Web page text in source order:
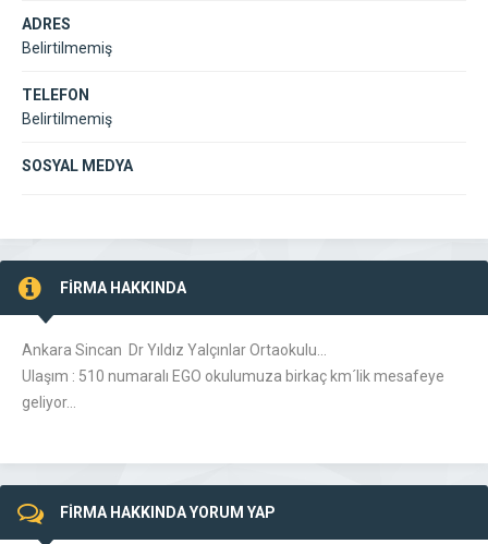
ADRES
Belirtilmemiş
TELEFON
Belirtilmemiş
SOSYAL MEDYA
FİRMA HAKKINDA
Ankara Sincan Dr Yıldız Yalçınlar Ortaokulu…
Ulaşım : 510 numaralı EGO okulumuza birkaç km´lik mesafeye
geliyor…
FİRMA HAKKINDA YORUM YAP